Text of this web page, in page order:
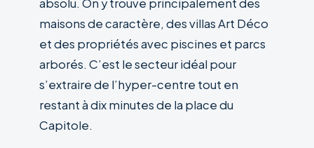
absolu. On y trouve principalement des
maisons de caractère, des villas Art Déco
et des propriétés avec piscines et parcs
arborés. C’est le secteur idéal pour
s’extraire de l’hyper-centre tout en
restant à dix minutes de la place du
Capitole.